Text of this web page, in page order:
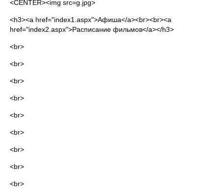
<CENTER><img src=g.jpg>
<h3><a href="index1.aspx">Афиша</a><br><br><a
href="index2.aspx">Расписание фильмов</a></h3>
<br>
<br>
<br>
<br>
<br>
<br>
<br>
<br>
<br>